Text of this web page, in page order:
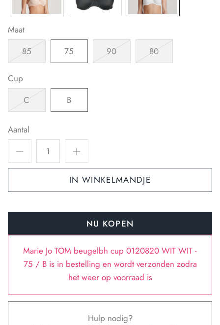
Maat
85
75 90 80
Cup
C
B
Aantal
IN WINKELMANDJE
NU KOPEN
Marie Jo TOM beugelbh cup 0120820 WIT WIT -
75 / Bis in bestelling en wordt verzonden zodra
het weer op voorraad is
Hulp nodig?